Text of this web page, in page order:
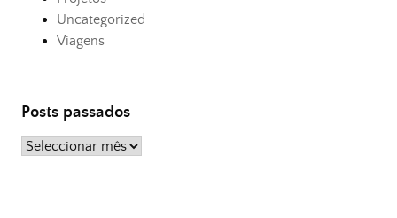
Uncategorized
Viagens
Posts passados
Posts